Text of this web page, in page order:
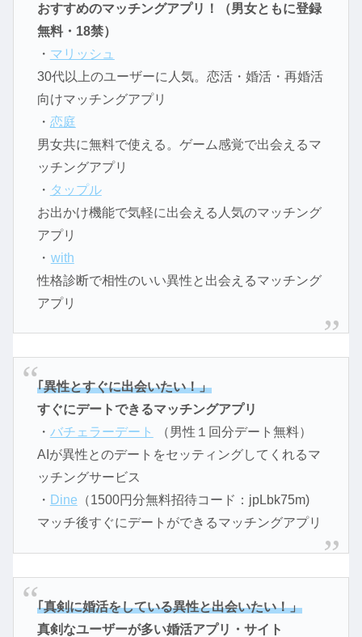
おすすめのマッチングアプリ！（男女ともに登録
無料・18禁）
・ マリッシュ
30代以上のユーザーに人気。恋活・婚活・再婚活
向けマッチングアプリ
・ 恋庭
男女共に無料で使える。ゲーム感覚で出会えるマ
ッチングアプリ
・ タップル
お出かけ機能で気軽に出会える人気のマッチング
アプリ
・ with
性格診断で相性のいい異性と出会えるマッチング
アプリ
｢異性とすぐに出会いたい！」
すぐにデートできるマッチングアプリ
・ バチェラーデート
（男性１回分デート無料）
AIが異性とのデートをセッティングしてくれるマ
ッチングサービス
・ Dine （1500円分無料招待コード：jpLbk75m)
マッチ後すぐにデートができるマッチングアプリ
｢真剣に婚活をしている異性と出会いたい！」
真剣なユーザーが多い婚活アプリ・サイト